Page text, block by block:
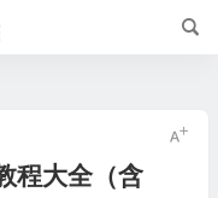
程大全（含